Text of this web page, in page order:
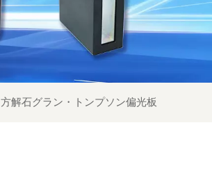
方解石グラン・トンプソン偏光板